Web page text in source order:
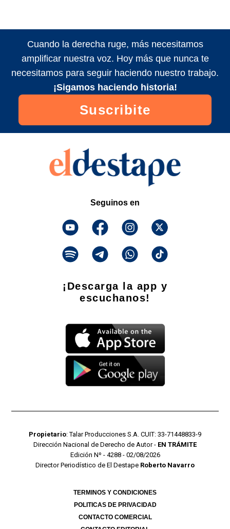
Cuando la derecha ruge, más necesitamos
amplificar nuestra voz. Hoy más que nunca te
necesitamos para seguir haciendo nuestro trabajo.
¡Sigamos haciendo historia!
Suscribite
Seguinos en
¡Descarga la app y
escuchanos!
Propietario: Talar Producciones S.A. CUIT: 33-71448833-9
Dirección Nacional de Derecho de Autor - EN TRÁMITE
Edición Nº - 4288 - 02/08/2026
Director Periodístico de El Destape Roberto Navarro
TERMINOS Y CONDICIONES
POLITICAS DE PRIVACIDAD
CONTACTO COMERCIAL